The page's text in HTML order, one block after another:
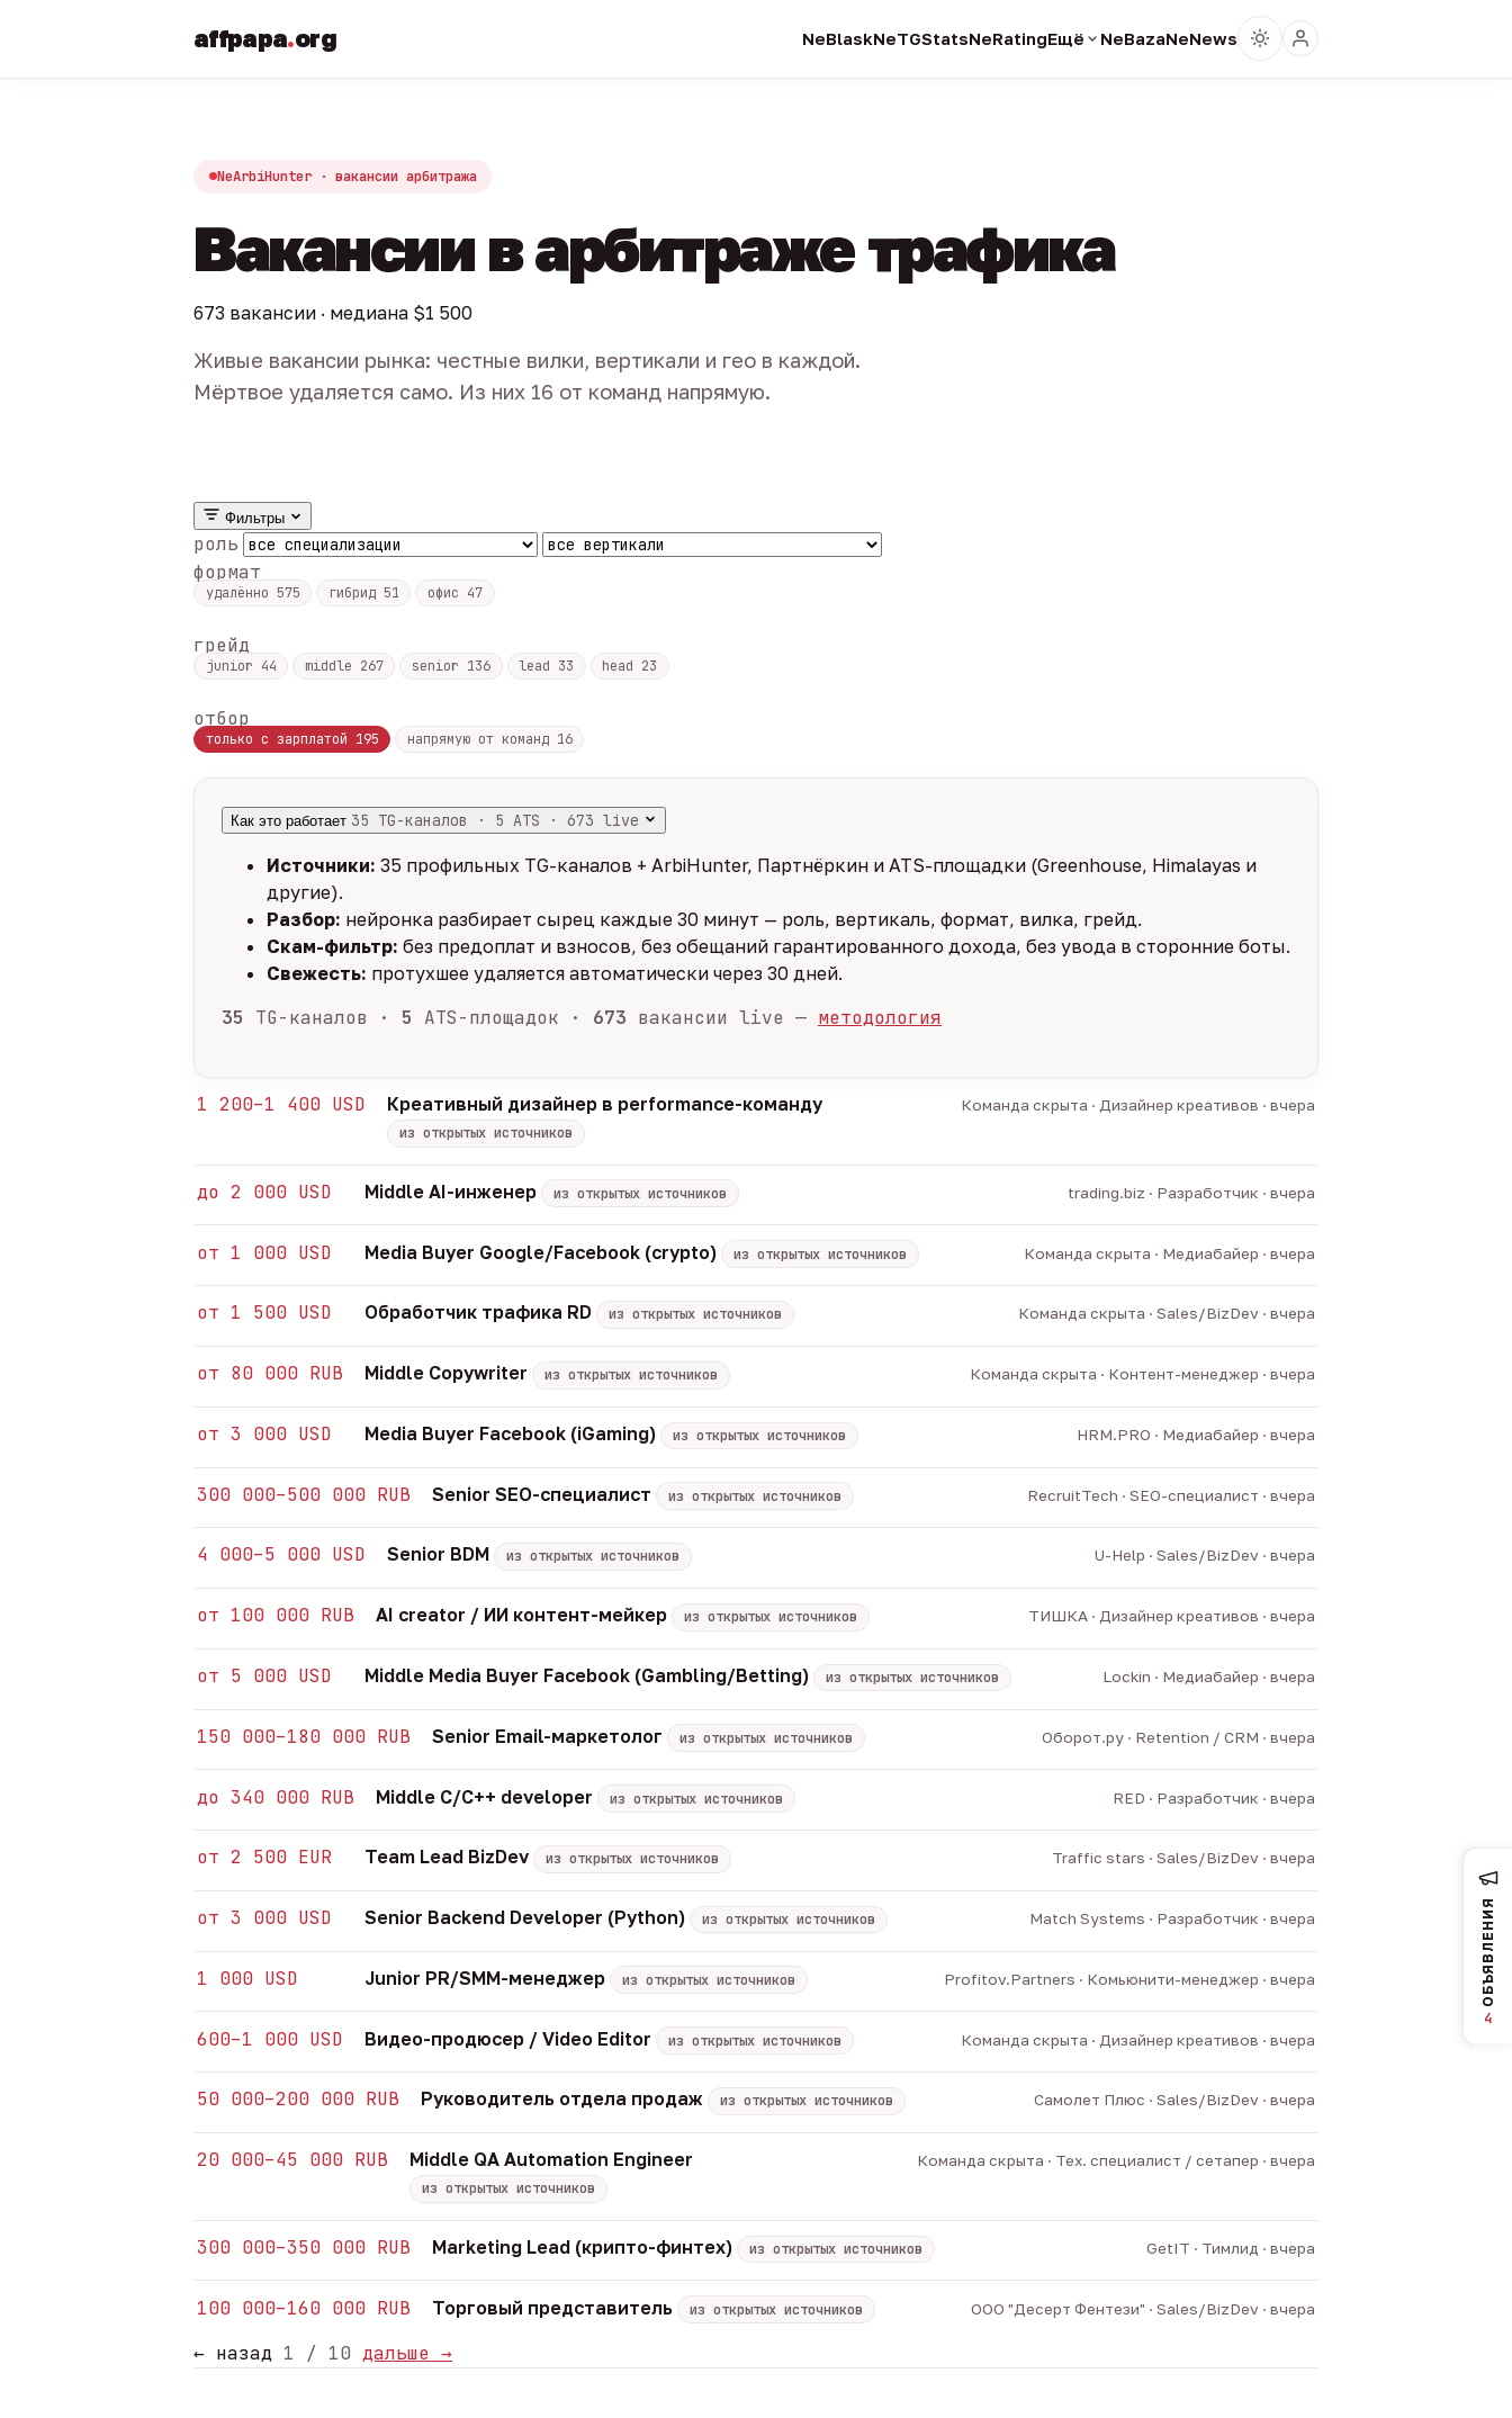
affpapa.org NeBlaskNeTGStatsNeRatingЕщё NeBazaNeNews
NeArbiHunter · вакансии арбитража
Вакансии в арбитраже трафика
673 вакансии · медиана $1 500
Живые вакансии рынка: честные вилки, вертикали и гео в каждой.
Мёртвое удаляется само. Из них 16 от команд напрямую.
Фильтры
роль
формат
удалённо 575 гибрид 51 офис 47
грейд
junior 44 middle 267 senior 136 lead 33 head 23
отбор
только с зарплатой 195 напрямую от команд 16
Как это работает 35 TG-каналов · 5 ATS · 673 live
Источники: 35 профильных TG-каналов + ArbiHunter, Партнёркин и ATS-площадки (Greenhouse, Himalayas и
другие).
Разбор: нейронка разбирает сырец каждые 30 минут — роль, вертикаль, формат, вилка, грейд.
Скам-фильтр: без предоплат и взносов, без обещаний гарантированного дохода, без увода в сторонние боты.
Свежесть: протухшее удаляется автоматически через 30 дней.
35 TG-каналов · 5 ATS-площадок · 673 вакансии live — методология
1 200–1 400 USD Креативный дизайнер в performance-команду
из открытых источников
Команда скрыта · Дизайнер креативов · вчера
до 2 000 USD Middle AI-инженер из открытых источников trading.biz · Разработчик · вчера
от 1 000 USD Media Buyer Google/Facebook (crypto) из открытых источников Команда скрыта · Медиабайер · вчера
от 1 500 USD Обработчик трафика RD из открытых источников Команда скрыта · Sales/BizDev · вчера
от 80 000 RUB Middle Copywriter из открытых источников Команда скрыта · Контент-менеджер · вчера
от 3 000 USD Media Buyer Facebook (iGaming) из открытых источников HRM.PRO · Медиабайер · вчера
300 000–500 000 RUB Senior SEO-специалист из открытых источников RecruitTech · SEO-специалист · вчера
4 000–5 000 USD Senior BDM из открытых источников U-Help · Sales/BizDev · вчера
от 100 000 RUB AI creator / ИИ контент-мейкер из открытых источников ТИШКА · Дизайнер креативов · вчера
от 5 000 USD Middle Media Buyer Facebook (Gambling/Betting) из открытых источников Lockin · Медиабайер · вчера
150 000–180 000 RUB Senior Email-маркетолог из открытых источников Оборот.ру · Retention / CRM · вчера
до 340 000 RUB Middle C/C++ developer из открытых источников RED · Разработчик · вчера
от 2 500 EUR Team Lead BizDev из открытых источников Traffic stars · Sales/BizDev · вчера
от 3 000 USD Senior Backend Developer (Python) из открытых источников Match Systems · Разработчик · вчера
1 000 USD Junior PR/SMM-менеджер из открытых источников Profitov.Partners · Комьюнити-менеджер · вчера
600–1 000 USD Видео-продюсер / Video Editor из открытых источников Команда скрыта · Дизайнер креативов · вчера
50 000–200 000 RUB Руководитель отдела продаж из открытых источников Самолет Плюс · Sales/BizDev · вчера
20 000–45 000 RUB Middle QA Automation Engineer
из открытых источников
Команда скрыта · Тех. специалист / сетапер · вчера
300 000–350 000 RUB Marketing Lead (крипто-финтех) из открытых источников GetIT · Тимлид · вчера
100 000–160 000 RUB Торговый представитель из открытых источников ООО "Десерт Фентези" · Sales/BizDev · вчера
← назад 1 / 10 дальше →
ОБЪЯВЛЕНИЯ
4